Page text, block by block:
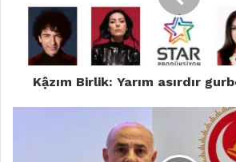
Kậzım Birlik: Yarım asırdır